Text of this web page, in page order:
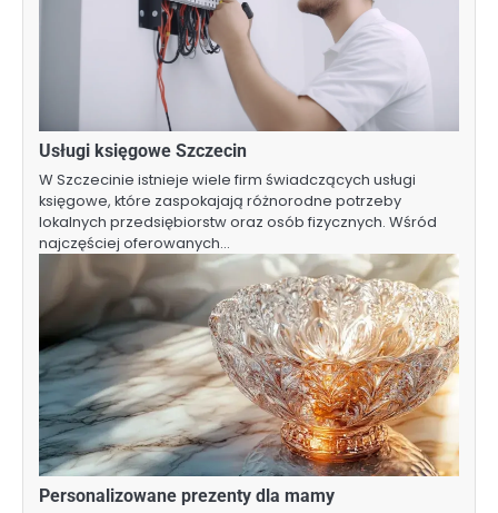
Usługi księgowe Szczecin
W Szczecinie istnieje wiele firm świadczących usługi
księgowe, które zaspokajają różnorodne potrzeby
lokalnych przedsiębiorstw oraz osób fizycznych. Wśród
najczęściej oferowanych…
Personalizowane prezenty dla mamy